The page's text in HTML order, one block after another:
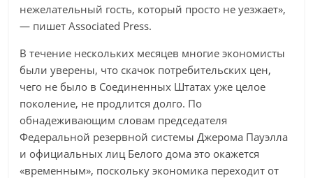
нежелательный гость, который просто не уезжает»,
— пишет Associated Press.
В течение нескольких месяцев многие экономисты
были уверены, что скачок потребительских цен,
чего не было в Соединенных Штатах уже целое
поколение, не продлится долго. По
обнадеживающим словам председателя
Федеральной резервной системы Джерома Пауэлла
и официальных лиц Белого дома это окажется
«временным», поскольку экономика переходит от